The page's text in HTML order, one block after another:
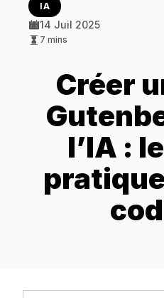
IA
14 Juil 2025
7 mins
Créer
l’IA :